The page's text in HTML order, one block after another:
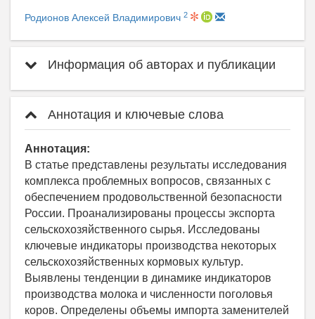
Родионов Алексей Владимирович 2
Информация об авторах и публикации
Аннотация и ключевые слова
Аннотация:
В статье представлены результаты исследования
комплекса проблемных вопросов, связанных с
обеспечением продовольственной безопасности
России. Проанализированы процессы экспорта
сельскохозяйственного сырья. Исследованы
ключевые индикаторы производства некоторых
сельскохозяйственных кормовых культур.
Выявлены тенденции в динамике индикаторов
производства молока и численности поголовья
коров. Определены объемы импорта заменителей